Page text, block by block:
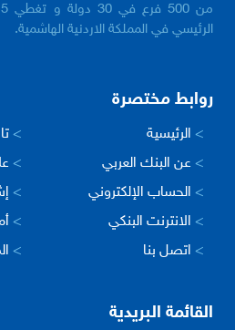
الرئيسي في المملكة الاردنية الهاشمية.
روابط مختصرة
> الرئيسية >
> عن البنك العربي >
> الحساب الإلكتروني >
> الانترنت البنكي >
> اتصل بنا >
القائمة البريدية